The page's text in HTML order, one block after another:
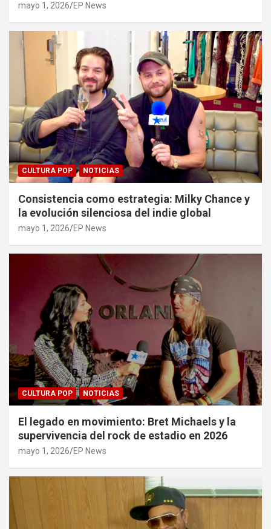
mayo 1, 2026 EP News
CULTURA POP NOTICIAS
Consistencia como estrategia: Milky Chance y
la evolución silenciosa del indie global
mayo 1, 2026 EP News
CULTURA POP NOTICIAS
El legado en movimiento: Bret Michaels y la
supervivencia del rock de estadio en 2026
mayo 1, 2026 EP News